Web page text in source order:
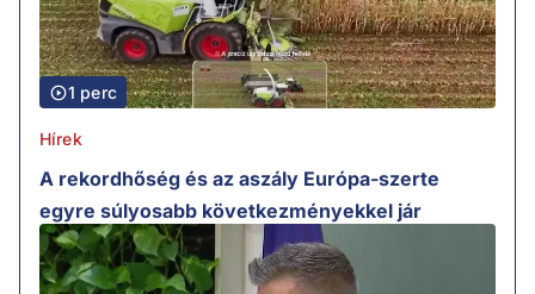
1 perc
Hírek
A rekordhőség és az aszály Európa-szerte
egyre súlyosabb következményekkel jár